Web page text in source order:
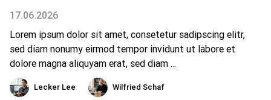
Lecker Lee Wilfried Schaf
17.06.2026
Lorem ipsum dolor sit amet, consetetur sadipscing elitr,
sed diam nonumy eirmod tempor invidunt ut labore et
dolore magna aliquyam erat, sed diam ...